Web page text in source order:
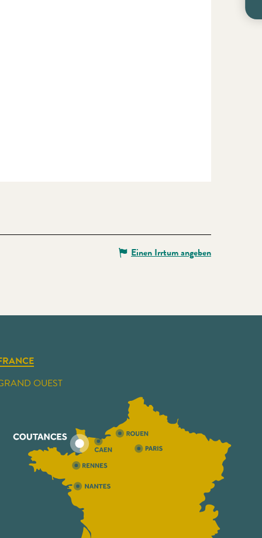
Einen Irrtum angeben
OUEST